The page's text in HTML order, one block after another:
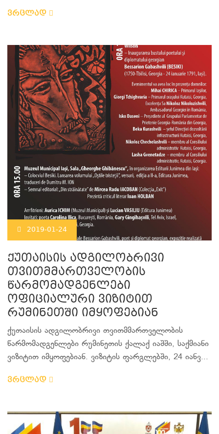
ვრცლად
2019-01-24
ქუთაისის ადგილობრივი
თვითმმართველობის
წარმომადგენლები
ოფიციალური ვიზიტით
რუმინეთში იმყოფებიან
ქუთაისის ადგილობრივი თვითმმართველობის
წარმომადგენლები რუმინეთის ქალაქ იაშში, საქმიანი
ვიზიტით იმყოფებიან. ვიზიტის ფარგლებში, 24 იანვ...
ვრცლად